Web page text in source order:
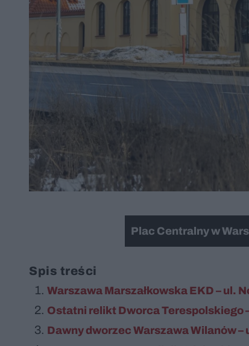
Plac Centralny w
Spis treści
Warszawa Marszałkowska EKD – ul.
Ostatni relikt Dworca Terespolskiego
Dawny dworzec Warszawa Wilanów